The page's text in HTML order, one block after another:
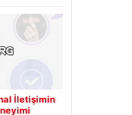
İletişimin